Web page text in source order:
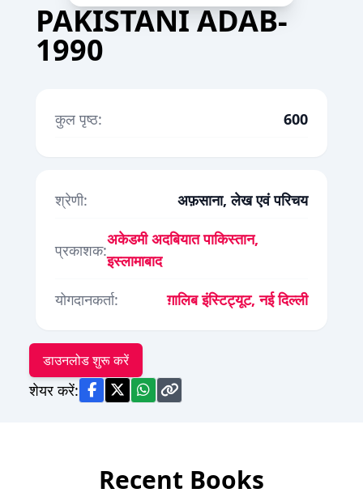
PAKISTANI ADAB-
1990
कुल पृष्ठ: 600
श्रेणी: अफ़साना, लेख एवं परिचय
प्रकाशक:
अकेडमी अदबियात पाकिस्तान,
इस्लामाबाद
योगदानकर्ता:
ग़ालिब इंस्टिट्यूट, नई दिल्ली
डाउनलोड शुरू करें
शेयर करें:
Recent Books